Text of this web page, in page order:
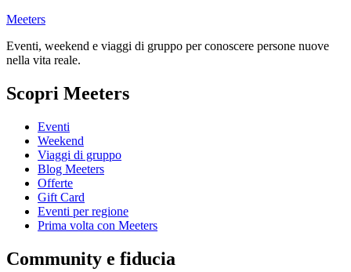
Meeters
Eventi, weekend e viaggi di gruppo per conoscere persone nuove
nella vita reale.
Scopri Meeters
Eventi
Weekend
Viaggi di gruppo
Blog Meeters
Offerte
Gift Card
Eventi per regione
Prima volta con Meeters
Community e fiducia